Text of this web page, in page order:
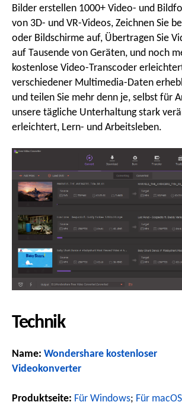
Bilder erstellen 1000+ Video- und
von 3D- und VR-Videos, Zeichnen Sie
oder Bildschirme auf, Übertragen Sie
auf Tausende von Geräten, und noch
kostenlose Video-Transcoder
verschiedener Multimedia-Daten
und teilen Sie mehr denn je, selbst für
unsere tägliche Unterhaltung stark
erleichtert, Lern- und Arbeitsleben.
Technik
Name: Wondershare kostenloser
Videokonverter
Produktseite: Für Windows; Für macOS